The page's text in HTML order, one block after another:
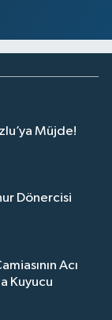
Müjde!
Dönercisi
Acı
Kuyucu